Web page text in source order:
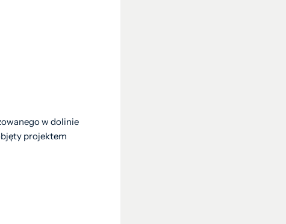
w dolinie
projektem